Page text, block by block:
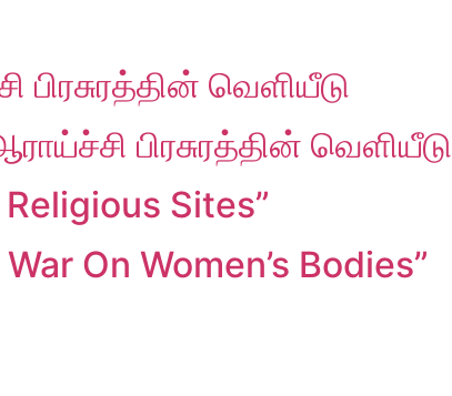
வெளியீடு
பிரசுரத்தின் வெளியீடு
Sites”
On Women’s Bodies”